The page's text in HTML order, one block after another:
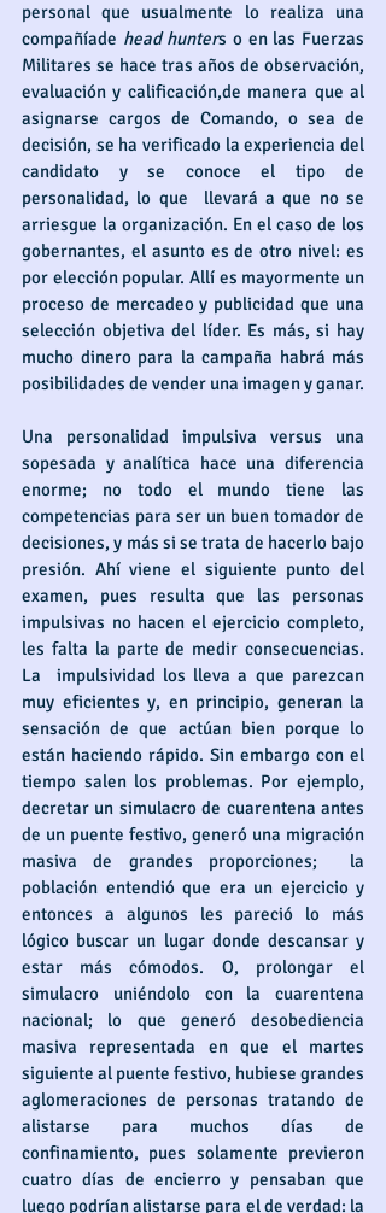
personal que usualmente lo realiza una
compañíade head hunters o en las Fuerzas
Militares se hace tras años de observación,
evaluación y calificación,de manera que al
asignarse cargos de Comando, o sea de
decisión, se ha verificado la experiencia del
candidato y se conoce el tipo de
personalidad, lo que  llevará a que no se
arriesgue la organización. En el caso de los
gobernantes, el asunto es de otro nivel: es
por elección popular. Allí es mayormente un
proceso de mercadeo y publicidad que una
selección objetiva del líder. Es más, si hay
mucho dinero para la campaña habrá más
posibilidades de vender una imagen y ganar.
Una personalidad impulsiva versus una
sopesada y analítica hace una diferencia
enorme; no todo el mundo tiene las
competencias para ser un buen tomador de
decisiones, y más si se trata de hacerlo bajo
presión. Ahí viene el siguiente punto del
examen, pues resulta que las personas
impulsivas no hacen el ejercicio completo,
les falta la parte de medir consecuencias.
La  impulsividad los lleva a que parezcan
muy eficientes y, en principio, generan la
sensación de que actúan bien porque lo
están haciendo rápido. Sin embargo con el
tiempo salen los problemas. Por ejemplo,
decretar un simulacro de cuarentena antes
de un puente festivo, generó una migración
masiva de grandes proporciones;  la
población entendió que era un ejercicio y
entonces a algunos les pareció lo más
lógico buscar un lugar donde descansar y
estar más cómodos. O, prolongar el
simulacro uniéndolo con la cuarentena
nacional; lo que generó desobediencia
masiva representada en que el martes
siguiente al puente festivo, hubiese grandes
aglomeraciones de personas tratando de
alistarse para muchos días de
confinamiento, pues solamente previeron
cuatro días de encierro y pensaban que
luego podrían alistarse para el de verdad: la